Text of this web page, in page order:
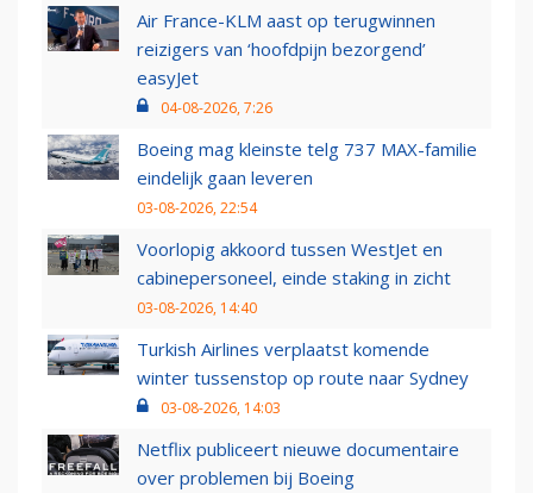
Air France-KLM aast op terugwinnen
reizigers van ‘hoofdpijn bezorgend’
easyJet
04-08-2026, 7:26
Boeing mag kleinste telg 737 MAX-familie
eindelijk gaan leveren
03-08-2026, 22:54
Voorlopig akkoord tussen WestJet en
cabinepersoneel, einde staking in zicht
03-08-2026, 14:40
Turkish Airlines verplaatst komende
winter tussenstop op route naar Sydney
03-08-2026, 14:03
Netflix publiceert nieuwe documentaire
over problemen bij Boeing